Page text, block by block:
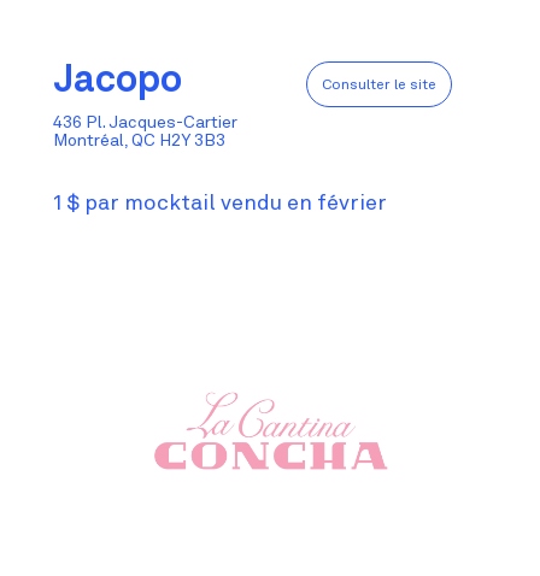
Jacopo Consulter le site
436 Pl. Jacques-Cartier
Montréal, QC H2Y 3B3
1 $ par mocktail vendu en février